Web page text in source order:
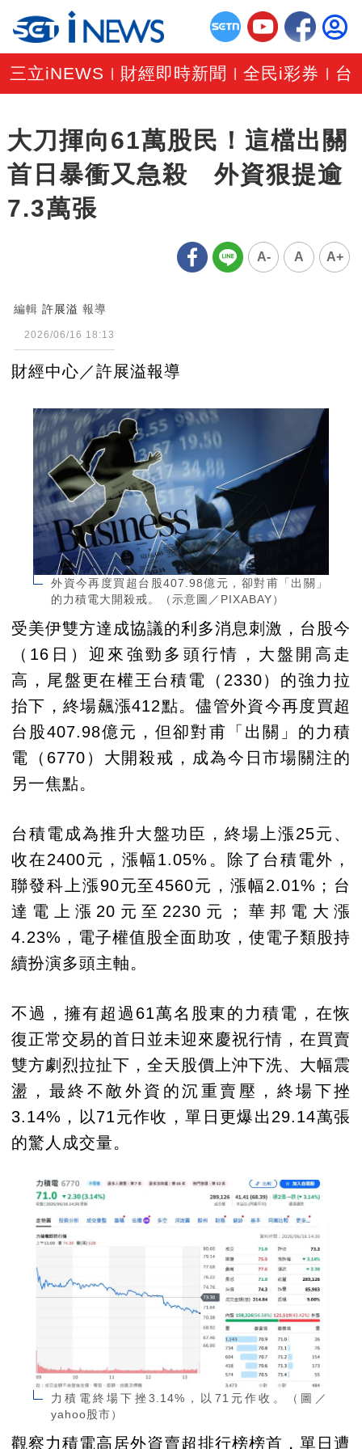
三立iNEWS 財經即時新聞 |全民i彩券 台
大刀揮向61萬股民！這檔出關
首日暴衝又急殺 外資狠提逾
7.3萬張
A- A A+
編輯 許展溢 報導
2026/06/16 18:13
財經中心／許展溢報導
外資今再度買超台股407.98億元，卻對甫「出關」
的力積電大開殺戒。（示意圖／PIXABAY）
受美伊雙方達成協議的利多消息刺激，台股今
（16日）迎來強勁多頭行情，大盤開高走
高，尾盤更在權王台積電（2330）的強力拉
抬下，終場飆漲412點。儘管外資今再度買超
台股407.98億元，但卻對甫「出關」的力積
電（6770）大開殺戒，成為今日市場關注的
另一焦點。
台積電成為推升大盤功臣，終場上漲25元、
收在2400元，漲幅1.05%。除了台積電外，
聯發科上漲90元至4560元，漲幅2.01%；台
達電上漲20元至2230元；華邦電大漲
4.23%，電子權值股全面助攻，使電子類股持
續扮演多頭主軸。
不過，擁有超過61萬名股東的力積電，在恢
復正常交易的首日並未迎來慶祝行情，在買賣
雙方劇烈拉扯下，全天股價上沖下洗、大幅震
盪，最終不敵外資的沉重賣壓，終場下挫
3.14%，以71元作收，單日更爆出29.14萬張
的驚人成交量。
力積電終場下挫3.14%，以71元作收。（圖／
yahoo股市）
觀察力積電高居外資賣超排行榜榜首，單日遭